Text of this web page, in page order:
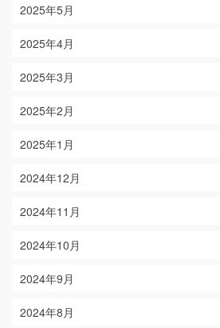
2025年5月
2025年4月
2025年3月
2025年2月
2025年1月
2024年12月
2024年11月
2024年10月
2024年9月
2024年8月